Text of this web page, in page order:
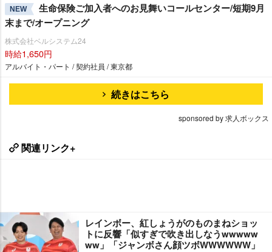
NEW
生命保険ご加入者へのお見舞いコールセンター/短期9月
末まで/オープニング
株式会社ベルシステム24
時給1,650円
アルバイト・パート / 契約社員 / 東京都
続きはこちら
sponsored by 求人ボックス
関連リンク+
レインボー、紅しょうがのものまねショッ
トに反響「似すぎで吹き出しなうwwwww
ww」「ジャンボさん顔ツボWWWWWW」